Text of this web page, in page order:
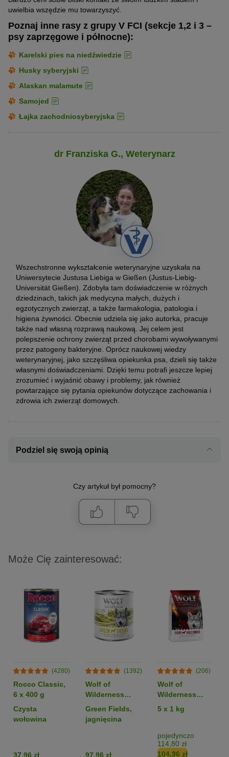
uwielbia wszędzie mu towarzyszyć.
Poznaj inne rasy z grupy V FCI (sekcje 1,2 i 3 –
psy zaprzęgowe i północne):
Karelski pies na niedźwiedzie
Husky syberyjski
Alaskan malamute
Samojed
Łajka zachodniosyberyjska
dr Franziska G., Weterynarz
Wszechstronne wykształcenie weterynaryjne uzyskała na
Uniwersytecie Justusa Liebiga w Gießen (Justus-Liebig-
Universität Gießen). Zdobyła tam doświadczenie w różnych
dziedzinach, takich jak medycyna małych, dużych i
egzotycznych zwierząt, a także farmakologia, patologia i
higiena żywności. Obecnie udziela się jako autorka, pracuje
także nad własną rozprawą naukową. Jej celem jest
polepszenie ochrony zwierząt przed chorobami wywoływanymi
przez patogeny bakteryjne. Oprócz naukowej wiedzy
weterynaryjnej, jako szczęśliwa opiekunka psa, dzieli się także
własnymi doświadczeniami. Dzięki temu potrafi jeszcze lepiej
zrozumieć i wyjaśnić obawy i problemy, jak również
powtarzające się pytania opiekunów dotyczące zachowania i
zdrowia ich zwierząt domowych.
Podziel się swoją opinią
Czy artykuł był pomocny?
Może Cię zainteresować:
(4280)
Rocco Classic,
6 x 400 g
Czysta
wołowina
37,96 zł
(1392)
Wolf of
Wilderness
Monoprotein
Adult, 6 x 800 g
Green Fields,
jagnięcina
97,96 zł
(206)
Wolf of
Wilderness
Monoprotein
Sensitive
Volcanoes”,
jagnięcina -
5 x 1 kg
pojedynczo
114,80 zł
104,96 zł